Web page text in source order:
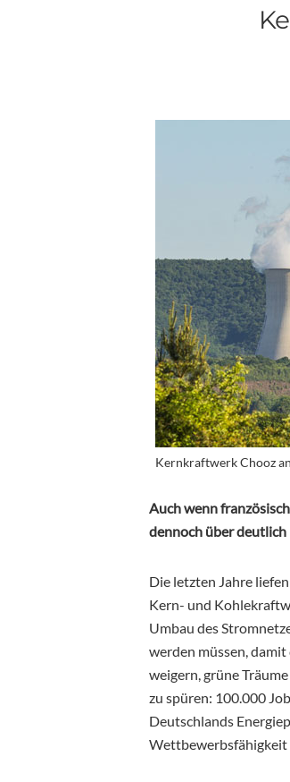
Kernkraftwerk Chooz
Auch wenn
dennoch über deutlich
Die letzten Jahre
Kern- und
Umbau des
werden müssen,
weigern, grüne
zu spüren: 100.000
Deutschlands
Wettbewerbsfähigkeit